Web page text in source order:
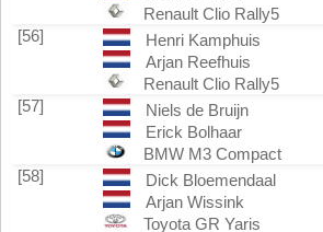
Renault Clio Rally5
[56]
Henri Kamphuis
Arjan Reefhuis
Renault Clio Rally5
[57]
Niels de Bruijn
Erick Bolhaar
BMW M3 Compact
[58]
Dick Bloemendaal
Arjan Wissink
Toyota GR Yaris